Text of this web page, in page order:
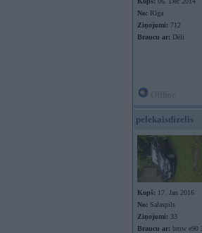
No: Rīga
Ziņojumi: 712
Braucu ar: Dēli
pelekaisdizelis
Kopš: 17. Jan 2016
No: Salaspils
Ziņojumi: 33
Braucu ar: bmw e90